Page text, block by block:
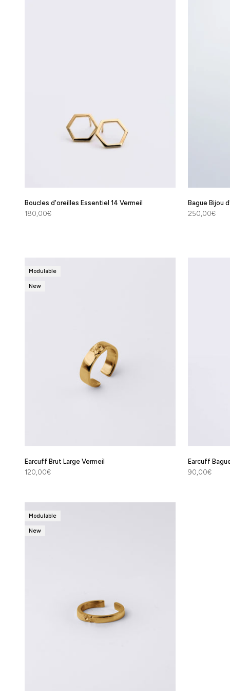
Boucles d'oreilles Essentiel 14 Vermeil
Prix de vente
180,00€
Bague Bijou
Prix de vente
250,00€
Modulable
New
Earcuff Brut Large Vermeil
Prix de vente
120,00€
Earcuff
Prix de vente
90,00€
Modulable
New